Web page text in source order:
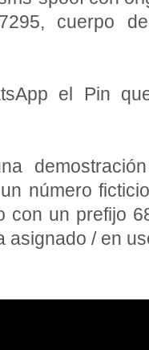
cuerpo
el Pin
número
con un prefijo
asignado / en